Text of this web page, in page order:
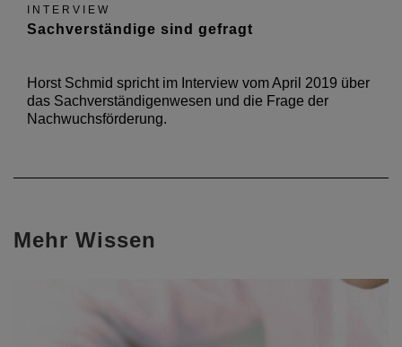
INTERVIEW
Sachverständige sind gefragt
Horst Schmid spricht im Interview vom April 2019 über
das Sachverständigenwesen und die Frage der
Nachwuchsförderung.
Mehr Wissen